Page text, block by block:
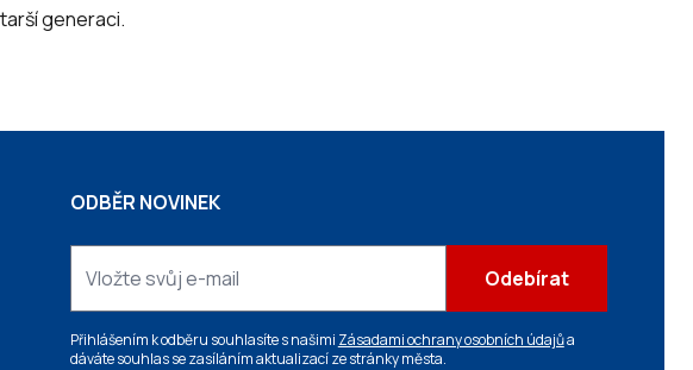
generaci.
ODBĚR NOVINEK
Odebírat
Přihlášením k odběru souhlasíte s našimi Zásadami ochrany osobních údajůa
dáváte souhlas se zasíláním aktualizací ze stránky města.